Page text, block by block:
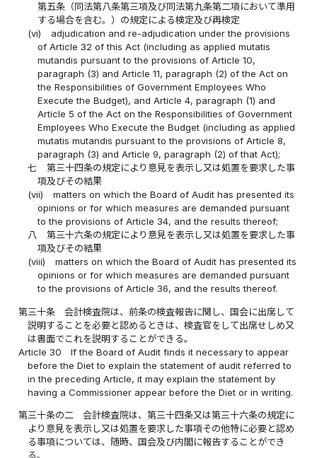
第五条（同法第八条第三項及び同法第九条第二項において準用
する場合を含む。）の規定による検定及び再検定
(vi)
adjudication and re-adjudication under the provisions
of Article 32 of this Act (including as applied mutatis
mutandis pursuant to the provisions of Article 10,
paragraph (3) and Article 11, paragraph (2) of the Act on
the Responsibilities of Government Employees Who
Execute the Budget), and Article 4, paragraph (1) and
Article 5 of the Act on the Responsibilities of Government
Employees Who Execute the Budget (including as applied
mutatis mutandis pursuant to the provisions of Article 8,
paragraph (3) and Article 9, paragraph (2) of that Act);
七
第三十四条の規定により意見を表示し又は処置を要求した事
項及びその結果
(vii)
matters on which the Board of Audit has presented its
opinions or for which measures are demanded pursuant
to the provisions of Article 34, and the results thereof;
八
第三十六条の規定により意見を表示し又は処置を要求した事
項及びその結果
(viii)
matters on which the Board of Audit has presented its
opinions or for which measures are demanded pursuant
to the provisions of Article 36, and the results thereof.
第三十条
会計検査院は、前条の検査報告に関し、国会に出席して
説明することを必要と認めるときは、検査官をして出席せしめ又
は書面でこれを説明することができる。
Article 30
If the Board of Audit finds it necessary to appear
before the Diet to explain the statement of audit referred to
in the preceding Article, it may explain the statement by
having a Commissioner appear before the Diet or in writing.
第三十条の二
会計検査院は、第三十四条又は第三十六条の規定に
より意見を表示し又は処置を要求した事項その他特に必要と認め
る事項については、随時、国会及び内閣に報告することができ
る。